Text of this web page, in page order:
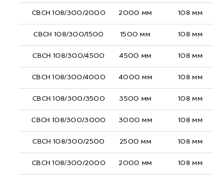
СВСН 108/300/2000 2000 мм 108 мм
СВСН 108/300/1500 1500 мм 108 мм
СВСН 108/300/4500 4500 мм 108 мм
СВСН 108/300/4000 4000 мм 108 мм
СВСН 108/300/3500 3500 мм 108 мм
СВСН 108/300/3000 3000 мм 108 мм
СВСН 108/300/2500 2500 мм 108 мм
СВСН 108/300/2000 2000 мм 108 мм